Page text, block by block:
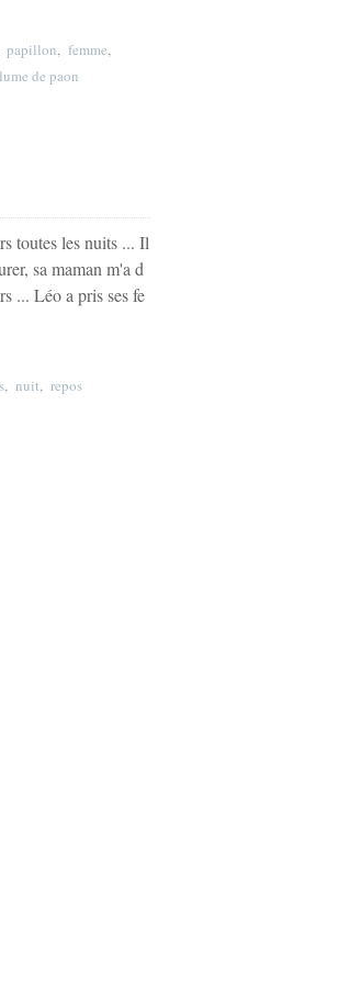
papillon, femme,
de paon
toutes les nuits ... Il
sa maman m'a d
... Léo a pris ses fe
, nuit, repos